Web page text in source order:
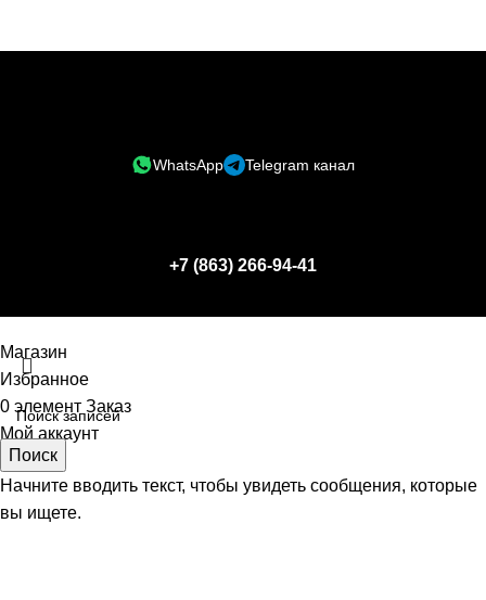
WhatsApp Telegram канал
+7 (863) 266-94-41
Поиск
Начните вводить текст, чтобы увидеть сообщения, которые
вы ищете.
Магазин
Избранное
0 элемент Заказ
Мой аккаунт